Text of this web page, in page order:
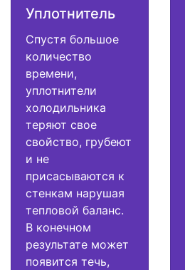
Уплотнитель
Спустя большое
количество
времени,
уплотнители
холодильника
теряют свое
свойство, грубеют
и не
присасываются к
стенкам нарушая
тепловой баланс.
В конечном
результате может
появится течь,